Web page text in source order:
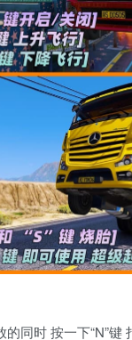
的同时 按一下“N”键